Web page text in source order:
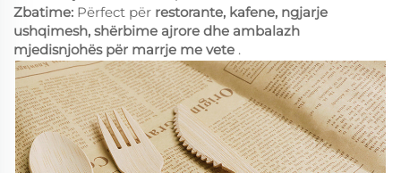
Zbatime: Përfect për restorante, kafene, ngjarje
ushqimesh, shërbime ajrore dhe ambalazh
mjedisnjohës për marrje me vete .